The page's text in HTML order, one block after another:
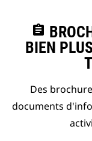
assignment
BIEN
Des
documents